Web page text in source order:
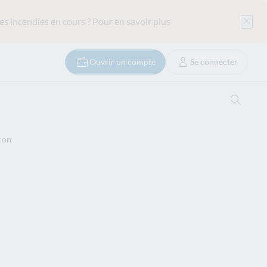
incendies en cours ? Pour en savoir plus
Ouvrir un compte Se connecter